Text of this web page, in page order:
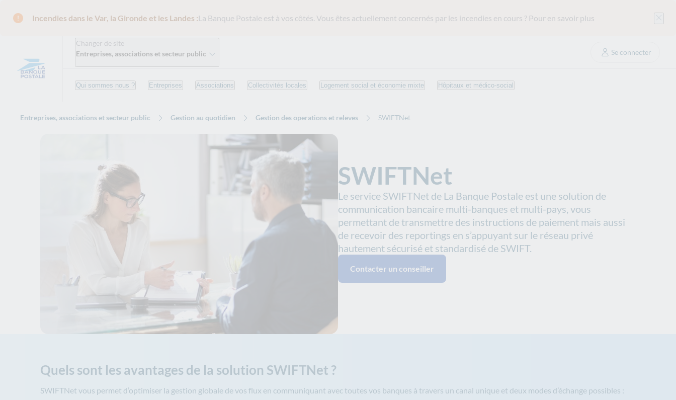
Incendies dans le Var, la Gironde et les Landes :La Banque Postale est à vos côtés. Vous êtes actuellement concernés par les incendies en cours ? Pour en savoir plus
Changer de site
Entreprises, associations et secteur public
Se connecter
Qui sommes nous ? Entreprises Associations Collectivités locales Logement social et économie mixte Hôpitaux et médico-social
Entreprises, associations et secteur public Gestion au quotidien Gestion des operations et releves SWIFTNet
SWIFTNet
Le service SWIFTNet de La Banque Postale est une solution de
communication bancaire multi-banques et multi-pays, vous
permettant de transmettre des instructions de paiement mais aussi
de recevoir des reportings en s’appuyant sur le réseau privé
hautement sécurisé et standardisé de SWIFT.
Contacter un conseiller
Quels sont les avantages de la solution SWIFTNet ?
SWIFTNet vous permet d’optimiser la gestion globale de vos flux en communiquant avec toutes vos banques à travers un canal unique et deux modes d’échange possibles :